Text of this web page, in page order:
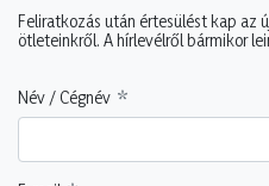
Feliratkozás után értesülést kap az
ötleteinkről. A hírlevélről bármikor
Név / Cégnév